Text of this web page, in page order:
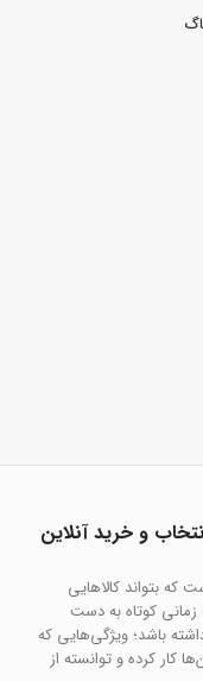
و خرید آنلاین
که بتواند کالاهایی
کوتاه به دست
باشد؛ ویژگی‌هایی که
کار کرده و توانسته از